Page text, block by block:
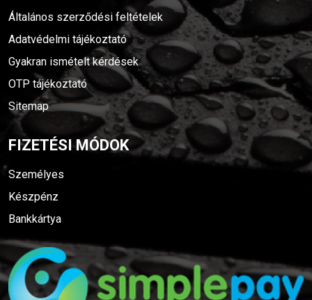
Általános szerződési feltételek
Adatvédelmi tájékoztató
Gyakran ismételt kérdések
OTP tájékoztató
Sitemap
FIZETÉSI MÓDOK
Személyes
Készpénz
Bankkártya